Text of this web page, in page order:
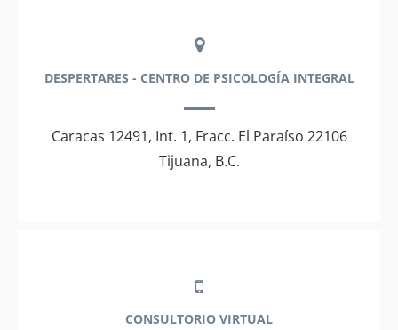
DESPERTARES - CENTRO DE PSICOLOGÍA INTEGRAL
Caracas 12491, Int. 1, Fracc. El Paraíso 22106
Tijuana, B.C.
CONSULTORIO VIRTUAL